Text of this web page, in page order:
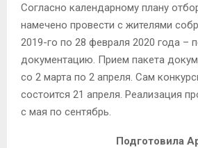
Согласно календарному плану
намечено провести с жителями
2019-го по 28 февраля 2020 года –
документацию. Прием пакета
со 2 марта по 2 апреля. Сам
состоится 21 апреля. Реализация
с мая по сентябрь.
Подготовила